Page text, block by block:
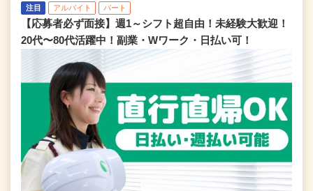
注目 アルバイト パート
【応募者必ず面接】週1～シフト超自由！未経験大歓迎！
20代〜80代活躍中！副業・Wワーク・日払い可！